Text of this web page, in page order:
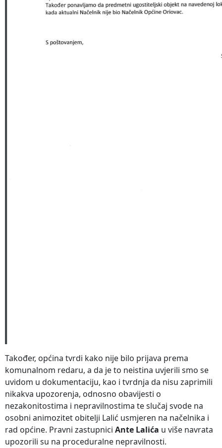
Također, općina tvrdi kako nije bilo prijava prema
komunalnom redaru, a da je to neistina uvjerili smo se
uvidom u dokumentaciju, kao i tvrdnja da nisu zaprimili
nikakva upozorenja, odnosno obavijesti o
nezakonitostima i nepravilnostima te slučaj svode na
osobni animozitet obitelji Lalić usmjeren na načelnika i
rad općine. Pravni zastupnici Ante Lalića u više navrata
upozorili su na proceduralne nepravilnosti.